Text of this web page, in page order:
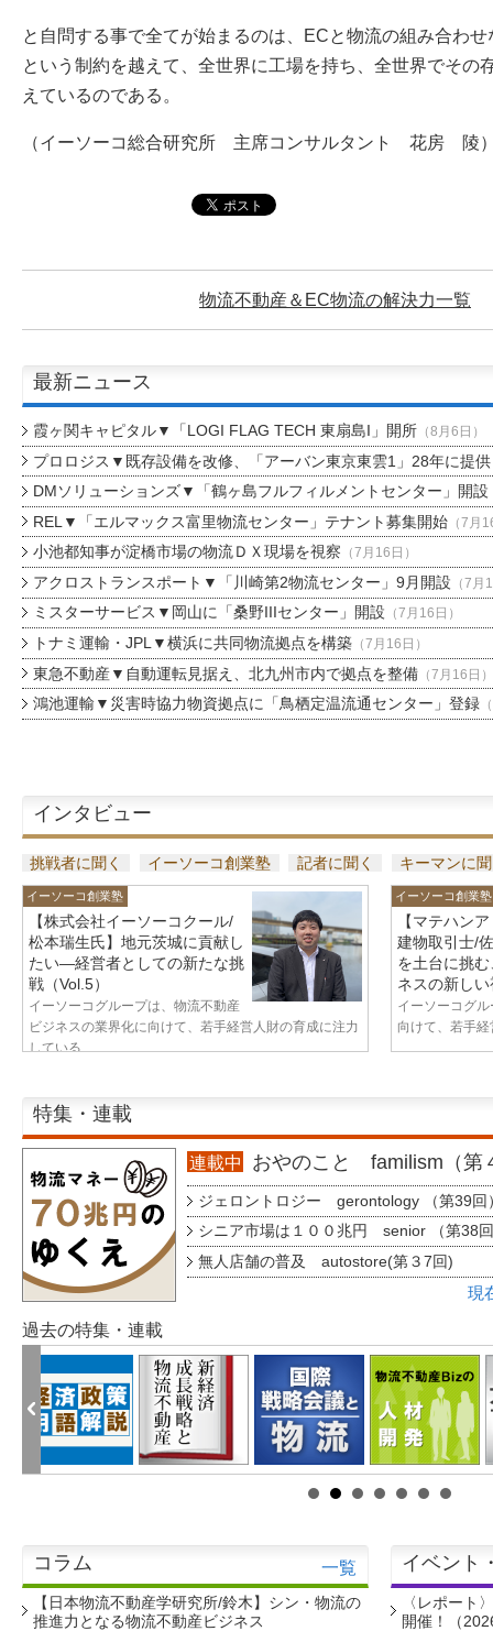
と自問する事で全てが始まるのは、ECと物流の組み合わ
という制約を越えて、全世界に工場を持ち、全世界でその
えているのである。
（イーソーコ総合研究所 主席コンサルタント 花房 陵
物流不動産＆EC物流の解決力一覧
最新ニュース
霞ヶ関キャピタル▼「LOGI FLAG TECH 東扇島I」開所（8月6日）
プロロジス▼既存設備を改修、「アーバン東京東雲1」28年に提供
DMソリューションズ▼「鶴ヶ島フルフィルメントセンター」開設
REL▼「エルマックス富里物流センター」テナント募集開始（7月
小池都知事が淀橋市場の物流ＤＸ現場を視察 （7月16日）
アクロストランスポート▼「川崎第2物流センター」9月開設 （7月
ミスターサービス▼岡山に「桑野IIIセンター」開設 （7月16日）
トナミ運輸・JPL▼横浜に共同物流拠点を構築（7月16日）
東急不動産▼自動運転見据え、北九州市内で拠点を整備（7月16日）
鴻池運輸▼災害時協力物資拠点に「鳥栖定温流通センター」登録
インタビュー
挑戦者に聞く イーソーコ創業塾 記者に聞く キーマンに
イーソーコ創業塾
【株式会社イーソーコクール/
松本瑞生氏】地元茨城に貢献し
たい—経営者としての新たな挑
戦（Vol.5）
イーソーコグループは、物流不動産
ビジネスの業界化に向けて、若手経営人財の育成に注力
している...
イーソーコ創業塾
【マテハン
建物取引士/
を土台に挑
ネスの新し
イーソーコグ
向けて、若手
特集・連載
連載中 おやのこと familism（第
ジェロントロジー gerontology （第39回
シニア市場は１００兆円 senior （第38
無人店舗の普及 autostore(第３7回)
現
過去の特集・連載
コラム 一覧
【日本物流不動産学研究所/鈴木】シン・物流の
推進力となる物流不動産ビジネス
イベント
〈レポート
開催！（